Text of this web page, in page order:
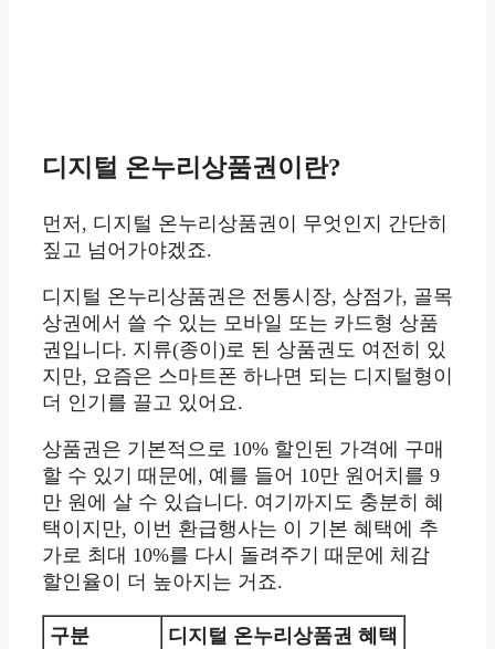
디지털 온누리상품권이란?
먼저, 디지털 온누리상품권이 무엇인지 간단히
짚고 넘어가야겠죠.
디지털 온누리상품권은 전통시장, 상점가, 골목
상권에서 쓸 수 있는 모바일 또는 카드형 상품
권입니다. 지류(종이)로 된 상품권도 여전히 있
지만, 요즘은 스마트폰 하나면 되는 디지털형이
더 인기를 끌고 있어요.
상품권은 기본적으로 10% 할인된 가격에 구매
할 수 있기 때문에, 예를 들어 10만 원어치를 9
만 원에 살 수 있습니다. 여기까지도 충분히 혜
택이지만, 이번 환급행사는 이 기본 혜택에 추
가로 최대 10%를 다시 돌려주기 때문에 체감
할인율이 더 높아지는 거죠.
구분
디지털 온누리상품권 혜택